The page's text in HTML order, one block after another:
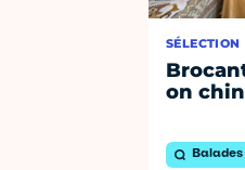
SÉLECTION
on